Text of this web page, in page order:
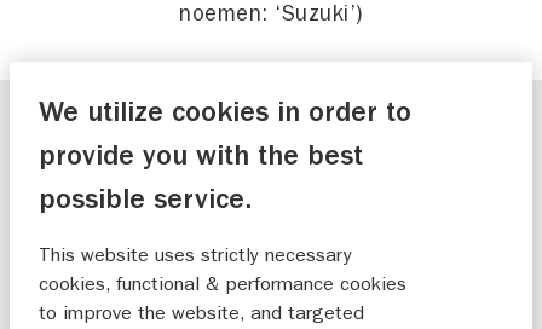
noemen: ‘Suzuki’)
INHOUD
De Suzuki-site bevat informatie over de
producten en de aanbiedingen van Suzuki. De
Suzuki-producten die op deze site zijn
beschreven, zijn alleen in Europa te koop. De
We utilize cookies in order to
provide you with the best
possible service.
This website uses strictly necessary
cookies, functional & performance cookies
to improve the website, and targeted